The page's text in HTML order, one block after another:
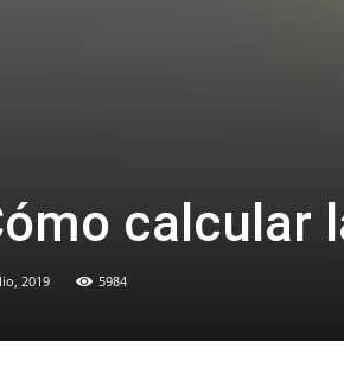
calcular
2019 5984